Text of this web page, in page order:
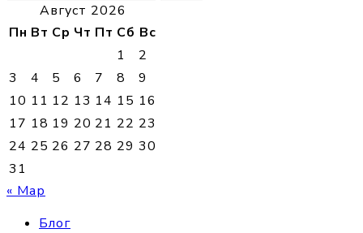
Август 2026
Пн Вт Ср Чт Пт Сб Вс
1
2
3
4 5 6 7 8
9
10 11 12 13 14 15 16
17 18 19 20 21 22 23
24 25 26 27 28 29 30
31
« Мар
Блог